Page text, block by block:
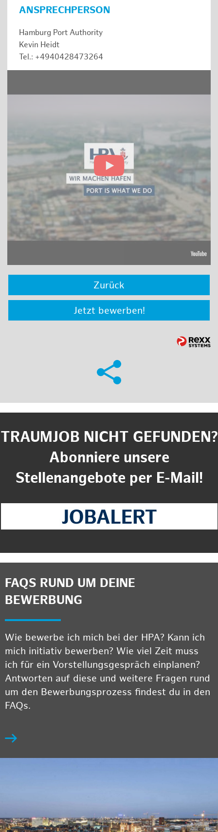
ANSPRECHPERSON
Hamburg Port Authority
Kevin Heidt
Tel.: +4940428473264
Zurück
Jetzt bewerben!
TRAUMJOB NICHT GEFUNDEN?
Abonniere unsere
Stellenangebote per E-Mail!
FAQS RUND UM DEINE
BEWERBUNG
Wie bewerbe ich mich bei der HPA? Kann ich
mich initiativ bewerben? Wie viel Zeit muss
ich für ein Vorstellungsgespräch einplanen?
Antworten auf diese und weitere Fragen rund
um den Bewerbungsprozess findest du in den
FAQs.